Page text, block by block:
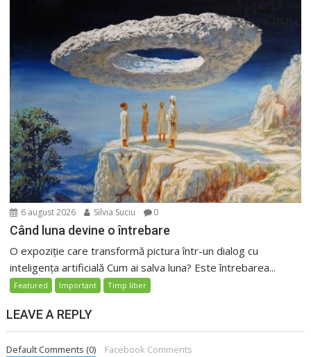
6 august 2026 Silvia Suciu 0
Când luna devine o întrebare
O expoziție care transformă pictura într-un dialog cu
inteligența artificială Cum ai salva luna? Este întrebarea...
Featured Important Timp liber
LEAVE A REPLY
Default Comments (0) Facebook Comments